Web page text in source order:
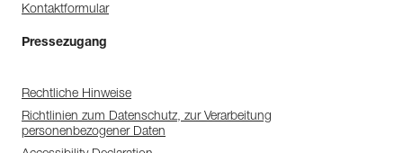
Kontaktformular
Pressezugang
Rechtliche Hinweise
Richtlinien zum Datenschutz, zur Verarbeitung
personenbezogener Daten